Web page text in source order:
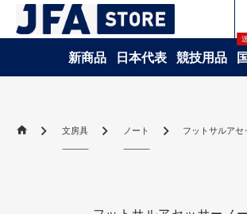
新商品 日本代表 競技用品
文房具 ノート フットサルアセ